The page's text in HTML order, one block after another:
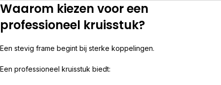
Waarom kiezen voor een
professioneel kruisstuk?
Een stevig frame begint bij sterke koppelingen.
Een professioneel kruisstuk biedt: